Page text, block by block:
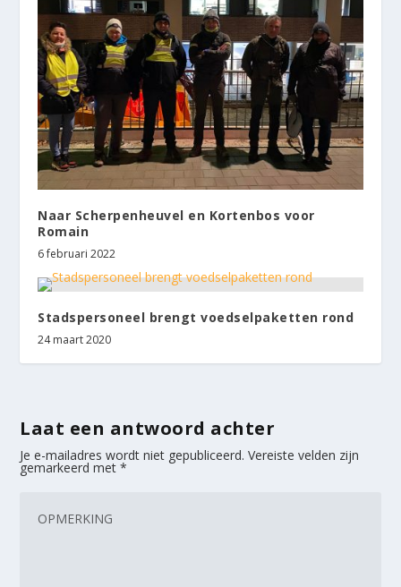
Naar Scherpenheuvel en Kortenbos voor
Romain
6 februari 2022
Stadspersoneel brengt voedselpaketten rond
24 maart 2020
Laat een antwoord achter
Je e-mailadres wordt niet gepubliceerd. Vereiste velden zijn
gemarkeerd met*